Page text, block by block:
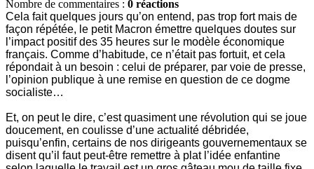
Nombre de commentaires : 0 réactions
Cela fait quelques jours qu’on entend, pas trop fort mais de
façon répétée, le petit Macron émettre quelques doutes sur
l’impact positif des 35 heures sur le modèle économique
français. Comme d’habitude, ce n’était pas fortuit, et cela
répondait à un besoin : celui de préparer, par voie de presse,
l’opinion publique à une remise en question de ce dogme
socialiste…
Et, on peut le dire, c’est quasiment une révolution qui se joue
doucement, en coulisse d’une actualité débridée,
puisqu’enfin, certains de nos dirigeants gouvernementaux se
disent qu’il faut peut-être remettre à plat l’idée enfantine